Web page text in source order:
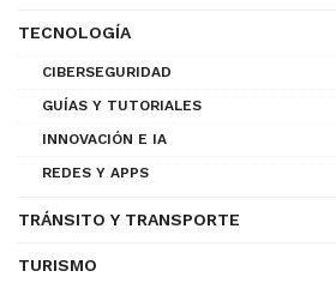
TECNOLOGÍA
CIBERSEGURIDAD
GUÍAS Y TUTORIALES
INNOVACIÓN E IA
REDES Y APPS
TRÁNSITO Y TRANSPORTE
TURISMO